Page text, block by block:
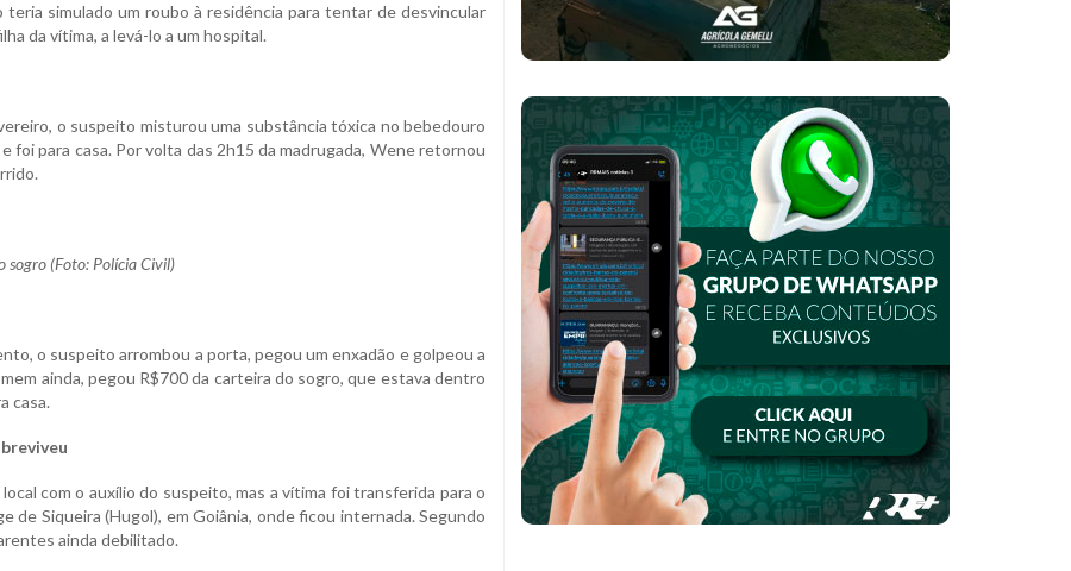
simulado um roubo à residência para tentar de desvincular
da vítima, a levá-lo a um hospital.
o suspeito misturou uma substância tóxica no bebedouro
foi para casa. Por volta das 2h15 da madrugada, Wene retornou
sogro (Foto: Polícia Civil)
o suspeito arrombou a porta, pegou um enxadão e golpeou a
ainda, pegou R$700 da carteira do sogro, que estava dentro
casa.
com o auxílio do suspeito, mas a vítima foi transferida para o
de Siqueira (Hugol), em Goiânia, onde ficou internada. Segundo
ainda debilitado.